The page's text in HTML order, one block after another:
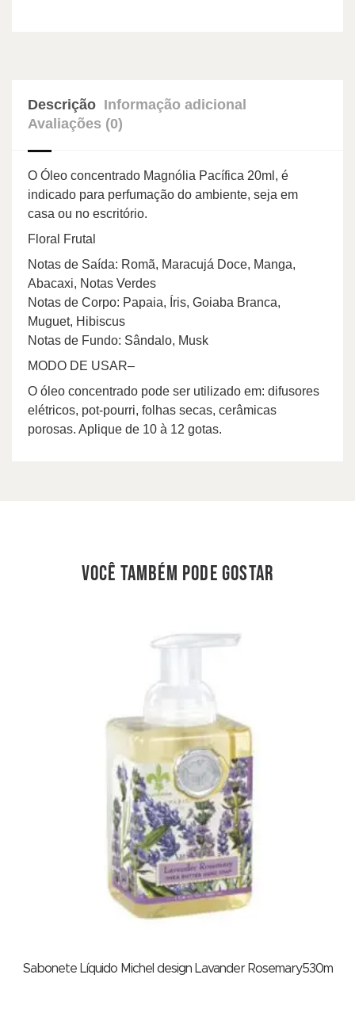
Descrição Informação adicional
Avaliações (0)
O Óleo concentrado Magnólia Pacífica 20ml, é
indicado para perfumação do ambiente, seja em
casa ou no escritório.
Floral Frutal
Notas de Saída: Romã, Maracujá Doce, Manga,
Abacaxi, Notas Verdes
Notas de Corpo: Papaia, Íris, Goiaba Branca,
Muguet, Hibiscus
Notas de Fundo: Sândalo, Musk
MODO DE USAR–
O óleo concentrado pode ser utilizado em: difusores
elétricos, pot-pourri, folhas secas, cerâmicas
porosas. Aplique de 10 à 12 gotas.
você também pode gostar
Sabonete Líquido Michel design Lavander Rosemary530m